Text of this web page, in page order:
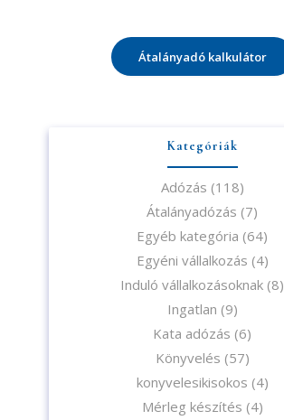
Átalányadó kalkulátor
Kategóriák
Adózás (118)
Átalányadózás (7)
Egyéb kategória (64)
Egyéni vállalkozás (4)
Induló vállalkozásoknak (8)
Ingatlan (9)
Kata adózás (6)
Könyvelés (57)
konyvelesikisokos (4)
Mérleg készítés (4)